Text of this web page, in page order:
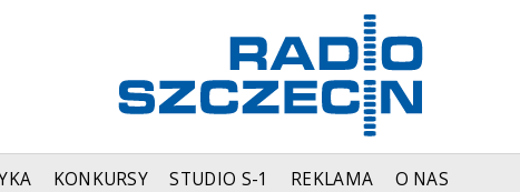
KONKURSY STUDIO S-1 REKLAMA O NAS